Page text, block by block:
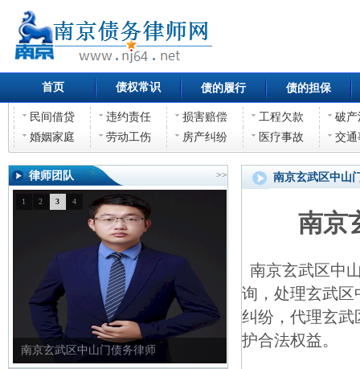
首页 债权常识 债的履行 债的担保
民间借贷 违约责任 损害赔偿 工程欠款
破产
婚姻家庭
劳动工伤 房产纠纷 医疗事故 交通
律师团队 >>
南京玄武区中山门债务律师
1 2 3 4
南京玄武区中山
南京
南京玄武区中
询，处理玄武区
纠纷，代理玄武
护合法权益。